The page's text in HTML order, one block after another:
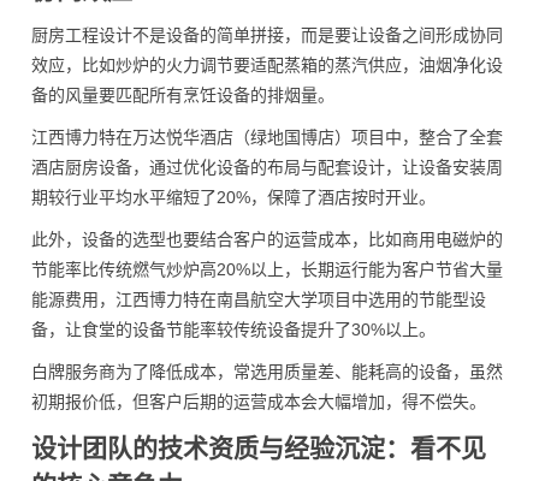
厨房工程设计不是设备的简单拼接，而是要让设备之间形成协同
效应，比如炒炉的火力调节要适配蒸箱的蒸汽供应，油烟净化设
备的风量要匹配所有烹饪设备的排烟量。
江西博力特在万达悦华酒店（绿地国博店）项目中，整合了全套
酒店厨房设备，通过优化设备的布局与配套设计，让设备安装周
期较行业平均水平缩短了20%，保障了酒店按时开业。
此外，设备的选型也要结合客户的运营成本，比如商用电磁炉的
节能率比传统燃气炒炉高20%以上，长期运行能为客户节省大量
能源费用，江西博力特在南昌航空大学项目中选用的节能型设
备，让食堂的设备节能率较传统设备提升了30%以上。
白牌服务商为了降低成本，常选用质量差、能耗高的设备，虽然
初期报价低，但客户后期的运营成本会大幅增加，得不偿失。
设计团队的技术资质与经验沉淀：看不见